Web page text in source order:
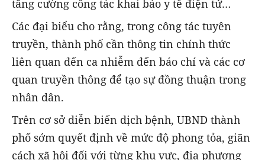
tăng cường công tác khai báo y tế điện tử…
Các đại biểu cho rằng, trong công tác tuyên
truyền, thành phố cần thông tin chính thức
liên quan đến ca nhiễm đến báo chí và các cơ
quan truyền thông để tạo sự đồng thuận trong
nhân dân.
Trên cơ sở diễn biến dịch bệnh, UBND thành
phố sớm quyết định về mức độ phong tỏa, giãn
cách xã hội đối với từng khu vực, địa phương